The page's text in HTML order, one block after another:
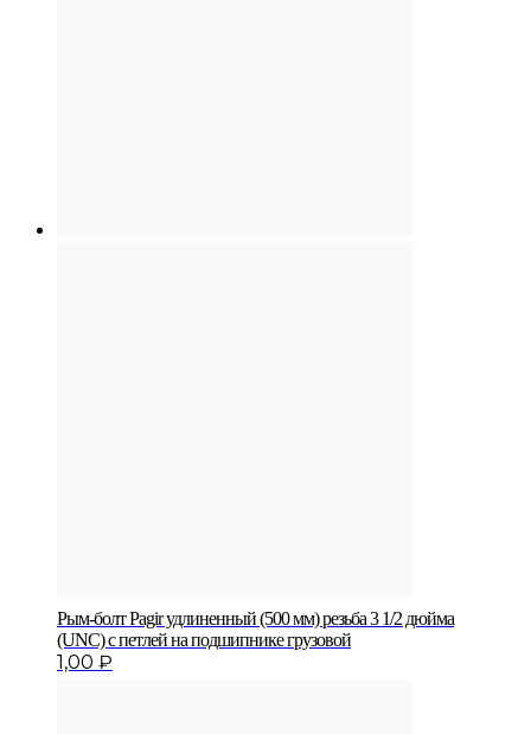
Рым-болт Pagir удлиненный (500 мм) резьба 3 1/2 дюйма
(UNC) с петлей на подшипнике грузовой
1,00 ₽